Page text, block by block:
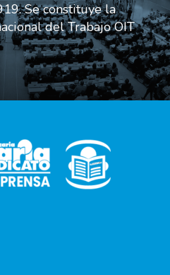
Se constituye la
del Trabajo OIT